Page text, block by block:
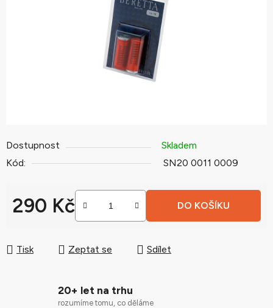
Dostupnost
Skladem
Kód:
SN20 0011 0009
290 Kč DO KOŠÍKU
Tisk Zeptat se Sdílet
20+ let na trhu
rozumíme tomu, co děláme